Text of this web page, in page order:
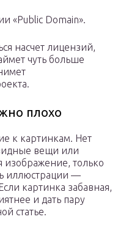
«Public Domain».
насчет лицензий,
чуть больше
плохо
к картинкам. Нет
вещи или
изображение, только
иллюстрации —
картинка забавная,
и дать пару
статье.